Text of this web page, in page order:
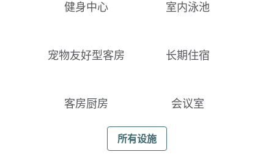
健身中心 室内泳池
宠物友好型客房 长期住宿
客房厨房 会议室
所有设施